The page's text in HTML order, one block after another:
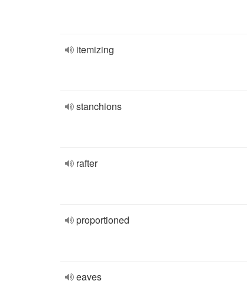
itemizing
stanchions
rafter
proportioned
eaves